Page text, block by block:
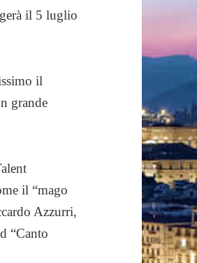
il 5 luglio
il
grande
il “mago
Azzurri,
“Canto